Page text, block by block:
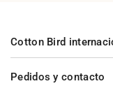
Pedidos y contacto
Cotton Bird